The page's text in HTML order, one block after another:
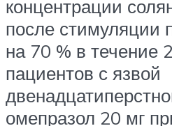
концентрации
после стимуляции
на 70 % в течение
пациентов с язвой
омепразол 20 мг